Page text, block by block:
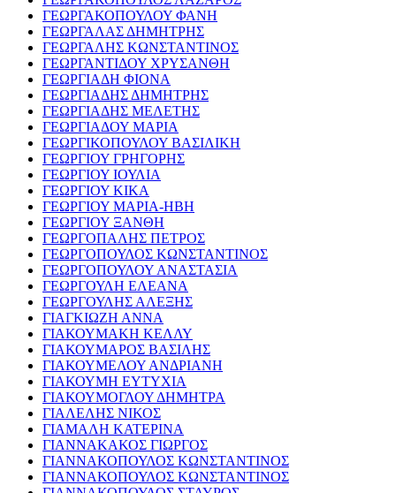
ΓΕΩΡΓΑΚΟΠΟΥΛΟΥ ΦΑΝΗ
ΓΕΩΡΓΑΛΑΣ ΔΗΜΗΤΡΗΣ
ΓΕΩΡΓΑΛΗΣ ΚΩΝΣΤΑΝΤΙΝΟΣ
ΓΕΩΡΓΑΝΤΙΔΟΥ ΧΡΥΣΑΝΘΗ
ΓΕΩΡΓΙΑΔΗ ΦΙΟΝΑ
ΓΕΩΡΓΙΑΔΗΣ ΔΗΜΗΤΡΗΣ
ΓΕΩΡΓΙΑΔΗΣ ΜΕΛΕΤΗΣ
ΓΕΩΡΓΙΑΔΟΥ ΜΑΡΙΑ
ΓΕΩΡΓΙΚΟΠΟΥΛΟΥ ΒΑΣΙΛΙΚΗ
ΓΕΩΡΓΙΟΥ ΓΡΗΓΟΡΗΣ
ΓΕΩΡΓΙΟΥ ΙΟΥΛΙΑ
ΓΕΩΡΓΙΟΥ ΚΙΚΑ
ΓΕΩΡΓΙΟΥ ΜΑΡΙΑ-ΗΒΗ
ΓΕΩΡΓΙΟΥ ΞΑΝΘΗ
ΓΕΩΡΓΟΠΑΛΗΣ ΠΕΤΡΟΣ
ΓΕΩΡΓΟΠΟΥΛΟΣ ΚΩΝΣΤΑΝΤΙΝΟΣ
ΓΕΩΡΓΟΠΟΥΛΟΥ ΑΝΑΣΤΑΣΙΑ
ΓΕΩΡΓΟΥΛΗ ΕΛΕΑΝΑ
ΓΕΩΡΓΟΥΛΗΣ ΑΛΕΞΗΣ
ΓΙΑΓΚΙΩΖΗ ΑΝΝΑ
ΓΙΑΚΟΥΜΑΚΗ ΚΕΛΛΥ
ΓΙΑΚΟΥΜΑΡΟΣ ΒΑΣΙΛΗΣ
ΓΙΑΚΟΥΜΕΛΟΥ ΑΝΔΡΙΑΝΗ
ΓΙΑΚΟΥΜΗ ΕΥΤΥΧΙΑ
ΓΙΑΚΟΥΜΟΓΛΟΥ ΔΗΜΗΤΡΑ
ΓΙΑΛΕΛΗΣ ΝΙΚΟΣ
ΓΙΑΜΑΛΗ ΚΑΤΕΡΙΝΑ
ΓΙΑΝΝΑΚΑΚΟΣ ΓΙΩΡΓΟΣ
ΓΙΑΝΝΑΚΟΠΟΥΛΟΣ ΚΩΝΣΤΑΝΤΙΝΟΣ
ΓΙΑΝΝΑΚΟΠΟΥΛΟΣ ΚΩΝΣΤΑΝΤΙΝΟΣ